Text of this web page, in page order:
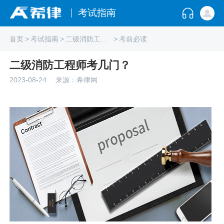
考试指南
首页>考试指南> > 考前必读
二级消防工程师考几门？
2023-08-24 来源：希律网